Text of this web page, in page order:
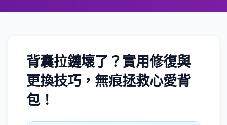
背囊拉鏈壞了？實用修復與
更換技巧，無痕拯救心愛背
包！